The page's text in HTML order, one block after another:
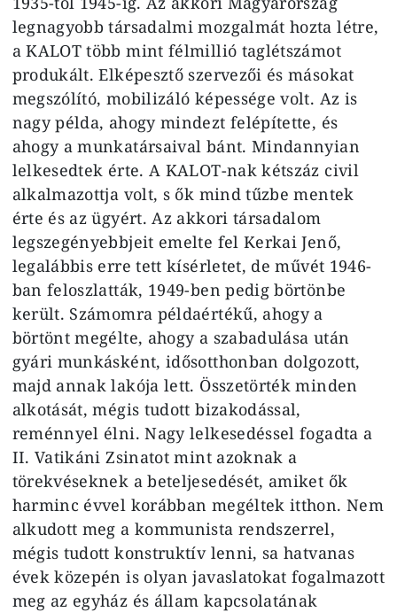
legnagyobb társadalmi mozgalmát hozta létre,
a KALOT több mint félmillió taglétszámot
produkált. Elképesztő szervezői és másokat
megszólító, mobilizáló képessége volt. Az is
nagy példa, ahogy mindezt felépítette, és
ahogy a munkatársaival bánt. Mindannyian
lelkesedtek érte. A KALOT-nak kétszáz civil
alkalmazottja volt, s ők mind tűzbe mentek
érte és az ügyért. Az akkori társadalom
legszegényebbjeit emelte fel Kerkai Jenő,
legalábbis erre tett kísérletet, de művét 1946-
ban feloszlatták, 1949-ben pedig börtönbe
került. Számomra példaértékű, ahogy a
börtönt megélte, ahogy a szabadulása után
gyári munkásként, idősotthonban dolgozott,
majd annak lakója lett. Összetörték minden
alkotását, mégis tudott bizakodással,
reménnyel élni. Nagy lelkesedéssel fogadta a
II. Vatikáni Zsinatot mint azoknak a
törekvéseknek a beteljesedését, amiket ők
harminc évvel korábban megéltek itthon. Nem
alkudott meg a kommunista rendszerrel,
mégis tudott konstruktív lenni, sa hatvanas
évek közepén is olyan javaslatokat fogalmazott
meg az egyház és állam kapcsolatának